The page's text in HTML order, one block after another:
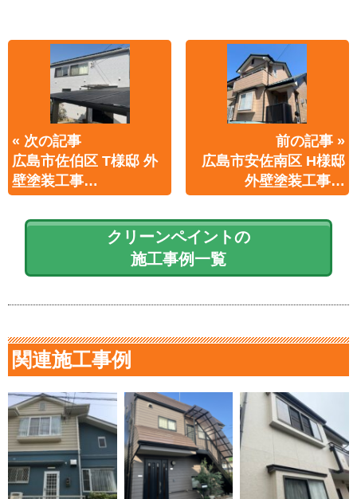
« 次の記事
広島市佐伯区 T様邸 外
壁塗装工事…
前の記事 »
広島市安佐南区 H様邸
外壁塗装工事…
クリーンペイントの
施工事例一覧
関連施工事例